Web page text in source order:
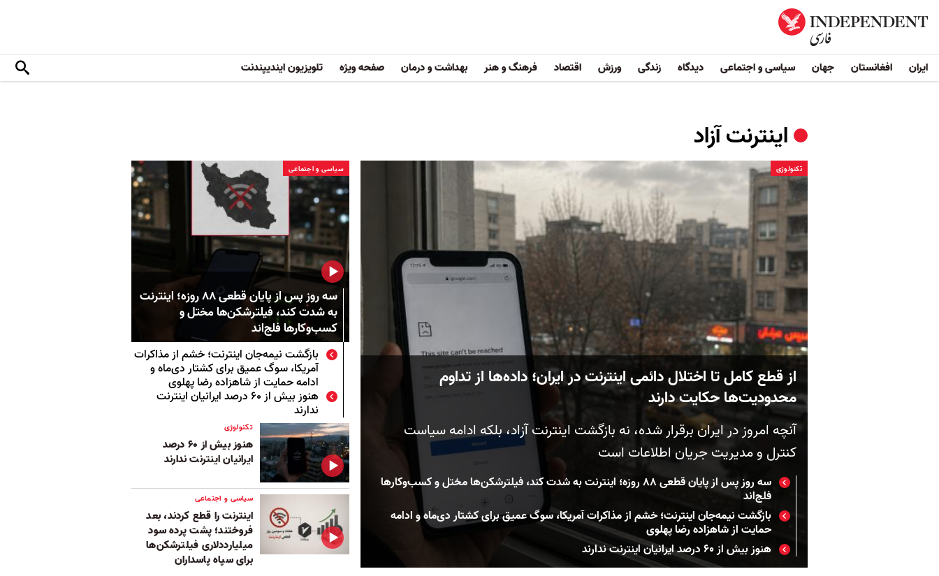
ایران افغانستان جهان سیاسی و اجتماعی دیدگاه زندگی ورزش اقتصاد فرهنگ و هنر بهداشت و درمان صفحه ویژه تلویزیون ایندیپندنت
اینترنت آزاد
تکنولوژی
از قطع کامل تا اختلال دائمی اینترنت در ایران؛ داده‌ها از تداوم
محدودیت‌ها حکایت دارند
آنچه امروز در ایران برقرار شده، نه بازگشت اینترنت آزاد، بلکه ادامه سیاست
کنترل و مدیریت جریان اطلاعات است
سه روز پس از پایان قطعی ۸۸ روزه؛ اینترنت به شدت کند، فیلترشکن‌ها مختل و کسب‌وکارها
فلج‌اند
بازگشت نیمه‌جان اینترنت؛ خشم از مذاکرات آمریکا، سوگ عمیق برای کشتار دی‌ماه و ادامه
حمایت از شاهزاده رضا پهلوی
هنوز بیش از ۶۰ درصد ایرانیان اینترنت ندارند
سیاسی و اجتماعی
سه روز پس از پایان قطعی ۸۸ روزه؛ اینترنت
به شدت کند، فیلترشکن‌ها مختل و
کسب‌وکارها فلج‌اند
بازگشت نیمه‌جان اینترنت؛ خشم از مذاکرات
آمریکا، سوگ عمیق برای کشتار دی‌ماه و
ادامه حمایت از شاهزاده رضا پهلوی
هنوز بیش از ۶۰ درصد ایرانیان اینترنت
ندارند
تکنولوژی
هنوز بیش از ۶۰ درصد
ایرانیان اینترنت ندارند
سیاسی و اجتماعی
اینترنت را قطع کردند، بعد
فروختند؛ پشت‌ پرده سود
میلیارددلاری فیلترشکن‌ها
برای سپاه پاسداران